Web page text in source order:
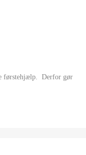
førstehjælp. Derfor gør